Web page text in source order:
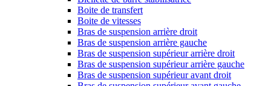
Boite de transfert
Boite de vitesses
Bras de suspension arrière droit
Bras de suspension arrière gauche
Bras de suspension supérieur arrière droit
Bras de suspension supérieur arrière gauche
Bras de suspension supérieur avant droit